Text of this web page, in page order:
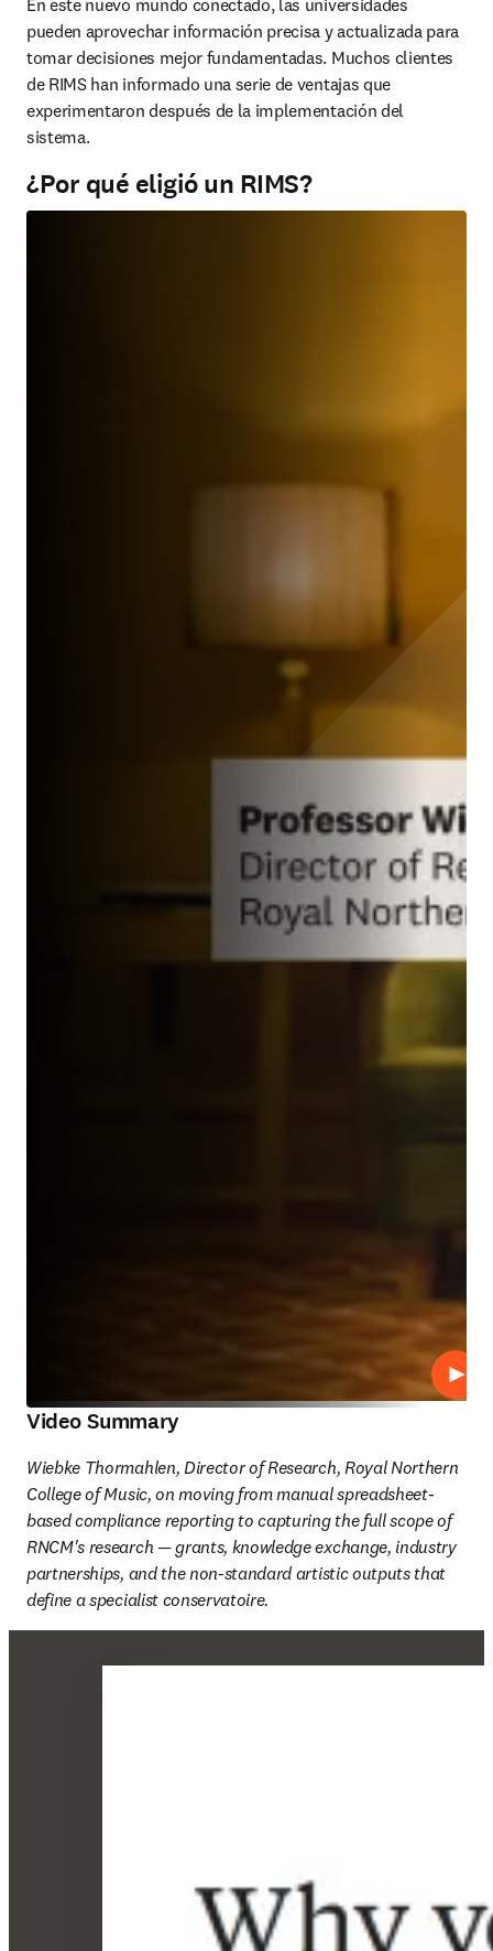
En este nuevo mundo conectado, las universidades
pueden aprovechar información precisa y actualizada para
tomar decisiones mejor fundamentadas. Muchos clientes
de RIMS han informado una serie de ventajas que
experimentaron después de la implementación del
sistema.
¿Por qué eligió un RIMS?
Video Summary
Wiebke Thormahlen, Director of Research, Royal Northern
College of Music, on moving from manual spreadsheet-
based compliance reporting to capturing the full scope of
RNCM's research — grants, knowledge exchange, industry
partnerships, and the non-standard artistic outputs that
define a specialist conservatoire.